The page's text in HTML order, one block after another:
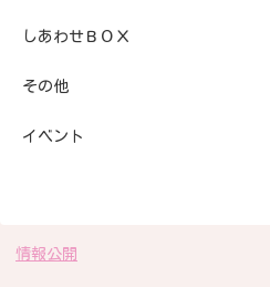
しあわせＢＯＸ
その他
イベント
情報公開